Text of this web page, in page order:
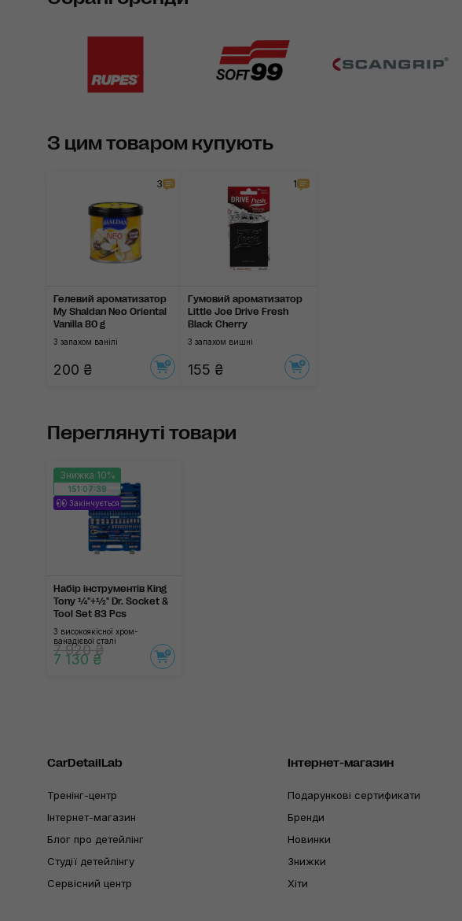
З цим товаром купують
3
Гелевий ароматизатор
My Shaldan Neo Oriental
Vanilla 80 g
З запахом ванілі
200 ₴
1
Гумовий ароматизатор
Little Joe Drive Fresh
Black Cherry
З запахом вишні
155 ₴
Переглянуті товари
Знижка 10%
151:07:39
Закінчується
Набір інструментів King
Tony ¼"+½" Dr. Socket &
Tool Set 83 Pcs
З високоякісної хром-
ванадієвої сталі
7 920 ₴
7 130 ₴
CarDetailLab
Тренінг-центр
Інтернет-магазин
Блог про детейлінг
Студії детейлінгу
Сервісний центр
Інтернет-магазин
Подарункові сертификати
Бренди
Новинки
Знижки
Хіти